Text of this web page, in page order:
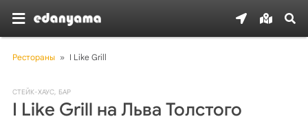
Рестораны » I Like Grill
СТЕЙК-ХАУС, БАР
I Like Grill на Льва Толстого